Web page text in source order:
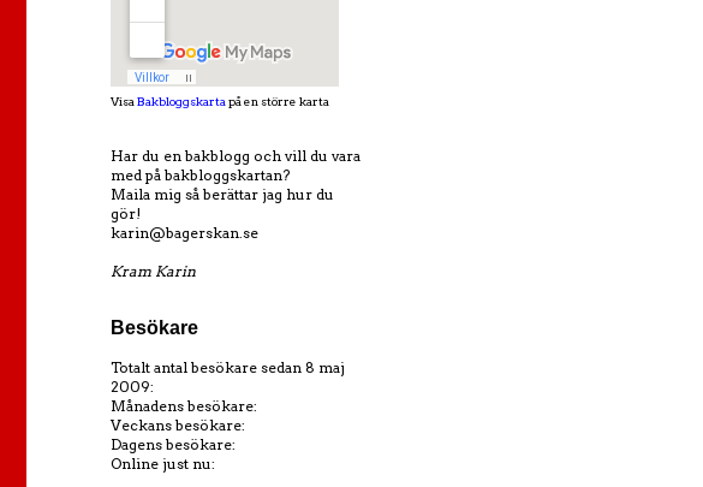
Visa Bakbloggskarta på en större karta
Har du en bakblogg och vill du vara
med på bakbloggskartan?
Maila mig så berättar jag hur du
gör!
karin@bagerskan.se
Kram Karin
Besökare
Totalt antal besökare sedan 8 maj
2009:
Månadens besökare:
Veckans besökare:
Dagens besökare:
Online just nu: